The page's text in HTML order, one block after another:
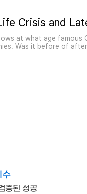
at what age famous
Was it before of
수
증된 성공